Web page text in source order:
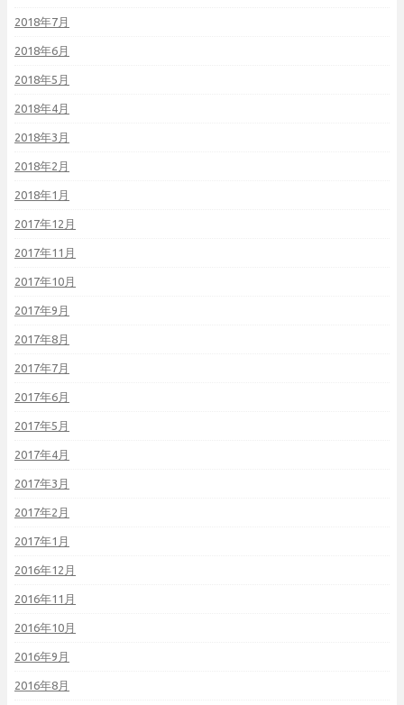
2018年7月
2018年6月
2018年5月
2018年4月
2018年3月
2018年2月
2018年1月
2017年12月
2017年11月
2017年10月
2017年9月
2017年8月
2017年7月
2017年6月
2017年5月
2017年4月
2017年3月
2017年2月
2017年1月
2016年12月
2016年11月
2016年10月
2016年9月
2016年8月